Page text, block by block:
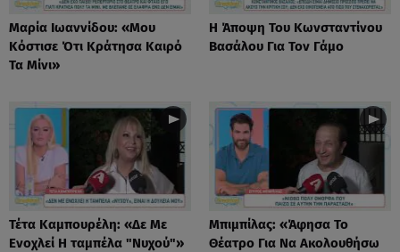
Μαρία Ιωαννίδου: «Μου
Κόστισε Ότι Κράτησα Καιρό
Τα Μίνι»
Η Άποψη Του Κωνσταντίνου
Βασάλου Για Τον Γάμο
Τέτα Καμπουρέλη: «Δε Mε
Eνοχλεί H ταμπέλα "Νυχού"»
Μπιμπίλας: «Άφησα Το
Θέατρο Για Να Ακολουθήσω